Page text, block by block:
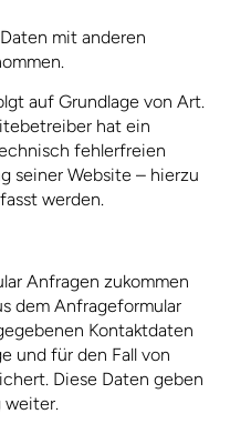
mit anderen
auf Grundlage von Art.
hat ein
fehlerfreien
seiner Website – hierzu
werden.
Anfragen zukommen
dem Anfrageformular
Kontaktdaten
und für den Fall von
Diese Daten geben
weiter.